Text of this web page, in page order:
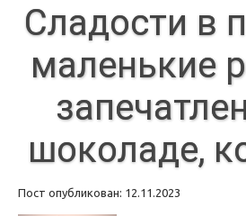
Сладости в
маленькие
шоколаде,
Пост опубликован: 12.11.2023